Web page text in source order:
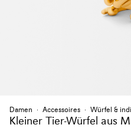
Damen Accessoires Würfel &
Kleiner Tier-Würfel aus